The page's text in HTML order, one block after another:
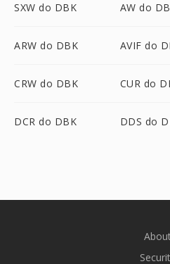
SXW do DBK AW do
ARW do DBK AVIF do
CRW do DBK CUR do
DCR do DBK DDS do